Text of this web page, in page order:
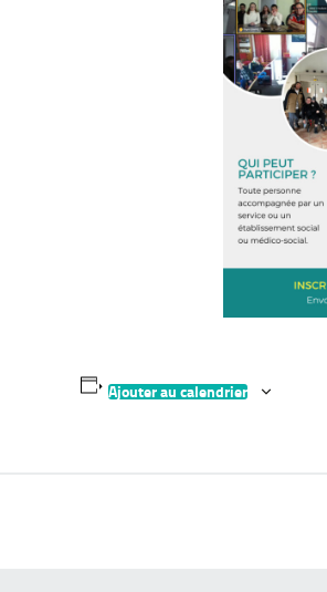
Ajouter au calendrier